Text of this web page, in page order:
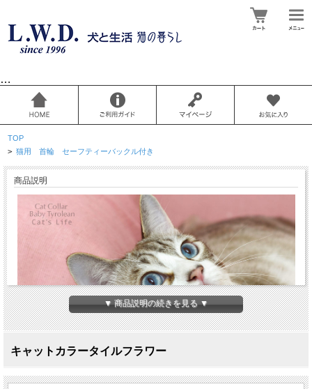
…
TOP
> 猫用 首輪 セーフティーバックル付き
商品説明
▼ 商品説明の続きを見る ▼
キャットカラータイルフラワー